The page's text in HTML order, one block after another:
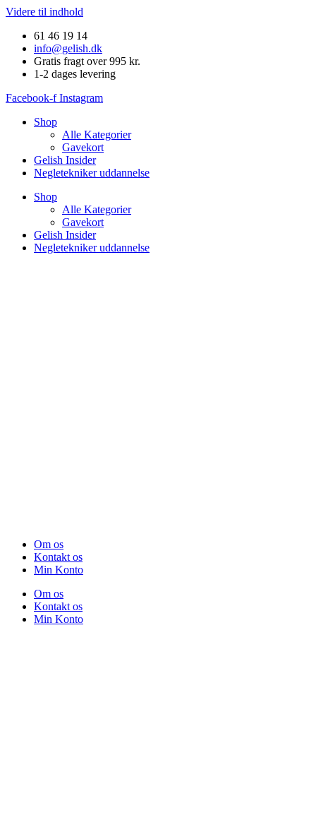
Videre til indhold
61 46 19 14
info@gelish.dk
Gratis fragt over 995 kr.
1-2 dages levering
Facebook-f Instagram
Shop
Alle Kategorier
Gavekort
Gelish Insider
Negletekniker uddannelse
Shop
Alle Kategorier
Gavekort
Gelish Insider
Negletekniker uddannelse
Om os
Kontakt os
Min Konto
Om os
Kontakt os
Min Konto